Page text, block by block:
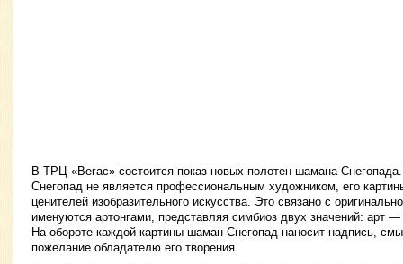
В ТРЦ «Вегас» состоится показ новых полотен шамана
Снегопад не является профессиональным художником, его
ценителей изобразительного искусства. Это связано с
именуются артонгами, представляя симбиоз двух значений: арт
На обороте каждой картины шаман Снегопад наносит надпись,
пожелание обладателю его творения.